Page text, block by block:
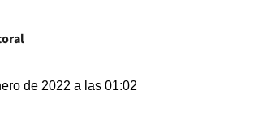
de 2022 a las 01:02